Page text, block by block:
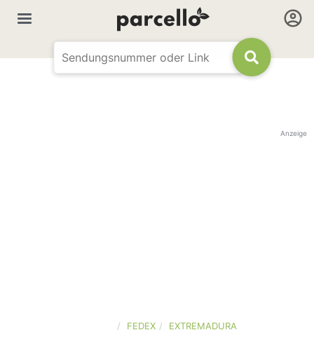
Anzeige
FEDEX EXTREMADURA